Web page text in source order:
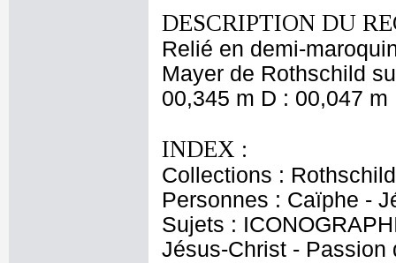
DESCRIPTION DU
Relié en demi-
Mayer de Rothschild
00,345 m D : 00,047
INDEX :
Collections :
Personnes : Caïphe -
Sujets :
Jésus-Christ - Passion